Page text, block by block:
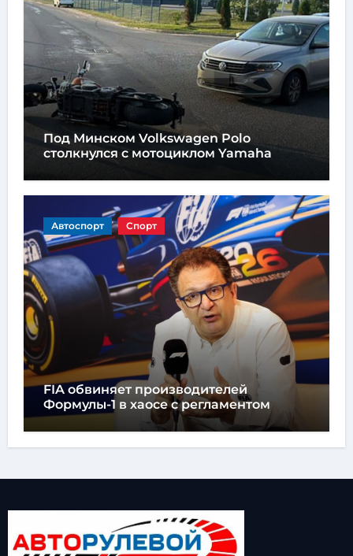
Под Минском Volkswagen Polo
столкнулся с мотоциклом Yamaha
Автоспорт Спорт
FIA обвиняет производителей
Формулы-1 в хаосе с регламентом